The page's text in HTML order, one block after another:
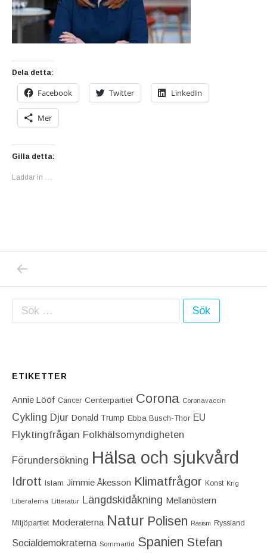
Dela detta:
Facebook Twitter LinkedIn
Mer
Gilla detta:
Laddar in …
Inläggsnavigering
Sök efter:
ETIKETTER
Annie Lööf Cancer Centerpartiet‎ Corona Coronavaccin
Cykling Djur Donald Trump Ebba Busch-Thor EU
Flyktingfrågan Folkhälsomyndigheten
Förundersökning Hälsa och sjukvård
Idrott Islam Jimmie Åkesson Klimatfrågor Konst Krig
Liberalerna Litteratur Längdskidåkning Mellanöstern
Miljöpartiet Moderaterna Natur Polisen Rasism Ryssland
Socialdemokraterna Sommartid Spanien Stefan